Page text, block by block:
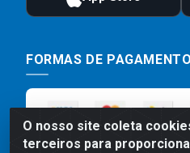
O nosso site coleta
terceiros para
FORMAS DE PAGAMENTO